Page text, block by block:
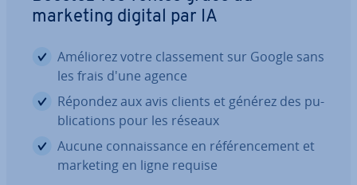
marketing digital par IA
Améliorez votre clas­se­ment sur Google sans
les frais d'une agence
Répondez aux avis clients et générez des pu­
bli­ca­tions pour les réseaux
Aucune con­nais­sance en ré­fé­ren­ce­ment et
marketing en ligne requise